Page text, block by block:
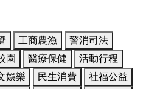
工商農漁
警消司法
園 醫療保健
活動行程
娛樂 民生消費
社福公益